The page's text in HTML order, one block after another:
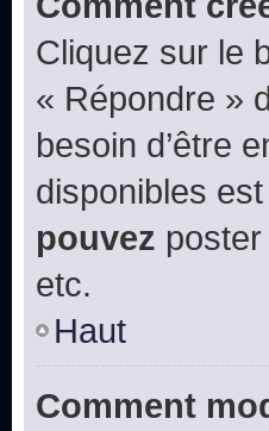
Cliquez sur le
« Répondre »
besoin d’être
disponibles
pouvez
etc.
Haut
Comment